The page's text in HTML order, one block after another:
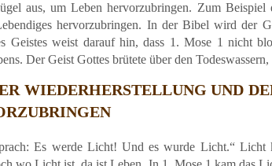
aus, um Leben hervorzubringen. Zum Beispiel
hervorzubringen. In der Bibel wird der
Geistes weist darauf hin, dass 1. Mose 1 nicht
Der Geist Gottes brütete über den
WIEDERHERSTELLUNG UND
Es werde Licht! Und es wurde Licht.“ Licht